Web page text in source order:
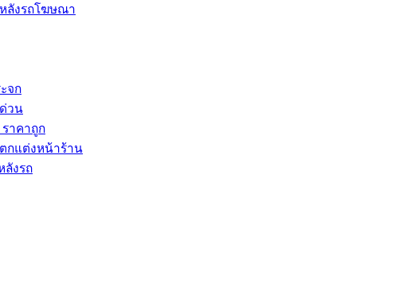
ลังรถโฆษณา
จก
วน
ราคาถูก
กแต่งหน้าร้าน
ลังรถ